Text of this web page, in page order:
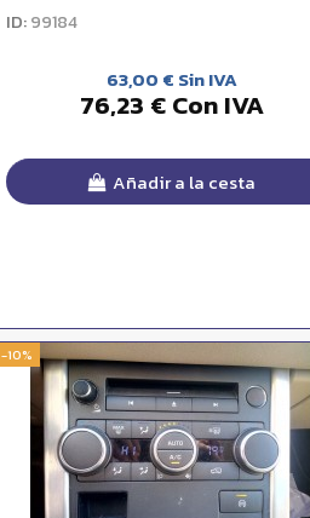
ID:99184
63,00 € Sin IVA
76,23 € Con IVA
Añadir a la cesta
-10%